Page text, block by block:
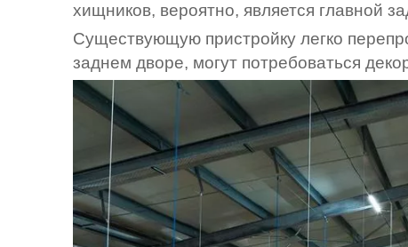
хищников, вероятно, является главной
Существующую пристройку легко
заднем дворе, могут потребоваться